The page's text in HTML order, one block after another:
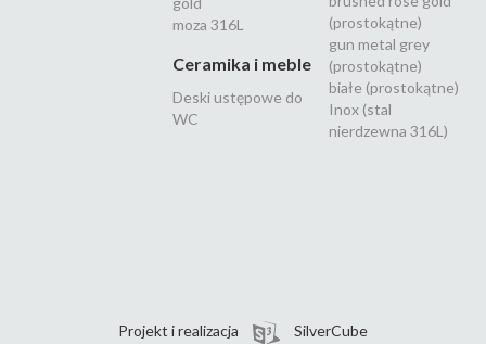
moza 316L
Ceramika i meble
Deski ustępowe do
WC
(prostokątne)
gun metal grey
(prostokątne)
białe (prostokątne)
Inox (stal
nierdzewna 316L)
Projekt i realizacja SilverCube